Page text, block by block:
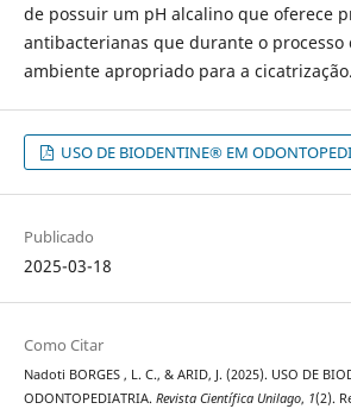
de possuir um pH alcalino que oferece
antibacterianas que durante o processo
ambiente apropriado para a cicatrização.
USO DE BIODENTINE® EM
Publicado
2025-03-18
Como Citar
Nadoti BORGES , L. C., & ARID, J. (2025). USO DE
ODONTOPEDIATRIA. Revista Científica Unilago, 1(2).